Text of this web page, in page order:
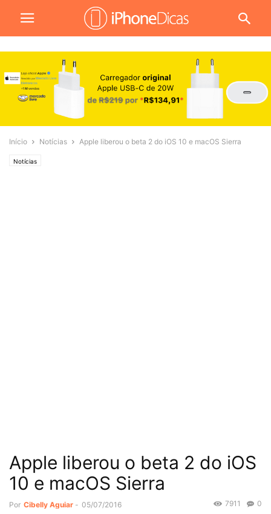
Início Notícias Apple liberou o beta 2 do iOS 10 e macOS Sierra
Notícias
Apple liberou o beta 2 do iOS
10 e macOS Sierra
Por Cibelly Aguiar - 05/07/2016 0
7911